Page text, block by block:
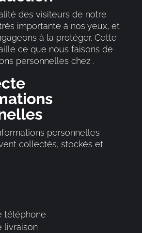
des visiteurs de notre
importante à nos yeux, et
à la protéger. Cette
ce que nous faisons de
personnelles chez .
personnelles
collectés, stockés et
téléphone
livraison